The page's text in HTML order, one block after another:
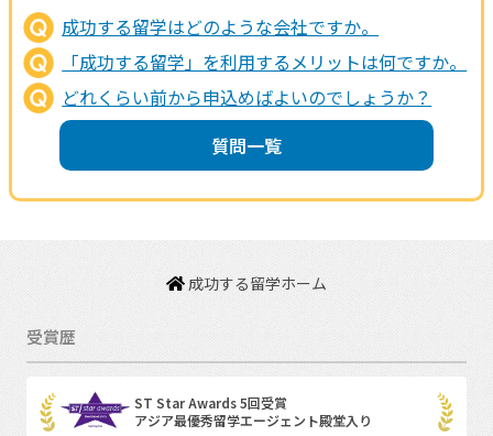
成功する留学はどのような会社ですか。
「成功する留学」を利用するメリットは何ですか。
どれくらい前から申込めばよいのでしょうか？
質問一覧
成功する留学ホーム
受賞歴
ST Star Awards 5回受賞
アジア最優秀留学エージェント殿堂入り